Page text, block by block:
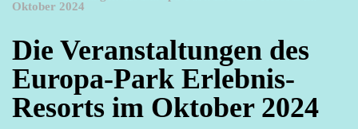
Oktober 2024
Die Veranstaltungen des
Europa-Park Erlebnis-
Resorts im Oktober 2024